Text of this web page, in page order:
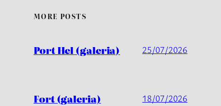
MORE POSTS
Port Hel (galeria) 25/07/2026
Fort (galeria) 18/07/2026